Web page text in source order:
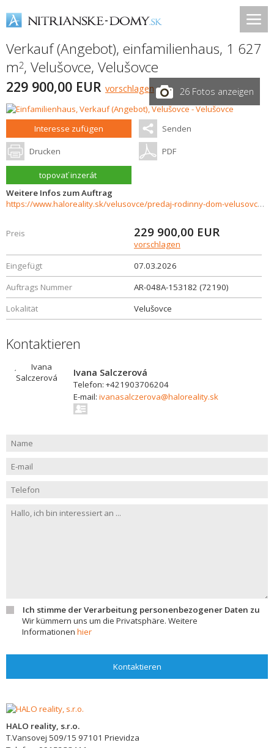
Verkauf (Angebot), einfamilienhaus, 1 627
m2, Velušovce, Velušovce
229 900,00 EUR vorschlagen 26 Fotos anzeigen
Interesse zufügen Senden
Drucken PDF
topovať inzerát
Weitere Infos zum Auftrag
https://www.haloreality.sk/velusovce/predaj-rodinny-dom-velusovce-s-dvojgarazou---novostavba---exkluzivne-halo-reality/72190
Preis 229 900,00 EUR
vorschlagen
Eingefügt
07.03.2026
Auftrags Nummer
AR-048A-153182 (72190)
Lokalität
Velušovce
Kontaktieren
Ivana Salczerová
Telefon: +421903706204
E-mail: ivanasalczerova@haloreality.sk
Ich stimme der Verarbeitung personenbezogener Daten zu
Wir kümmern uns um die Privatsphäre. Weitere
Informationen hier
Kontaktieren
HALO reality, s.r.o.
T.Vansovej 509/15 97101 Prievidza